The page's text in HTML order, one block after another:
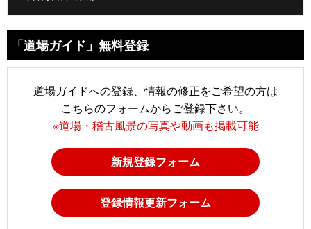
「道場ガイド」無料登録
道場ガイドへの登録、情報の修正をご希望の方は
こちらのフォームからご登録下さい。
※道場・稽古風景の写真や動画も掲載可能
新規登録フォーム
登録情報更新フォーム